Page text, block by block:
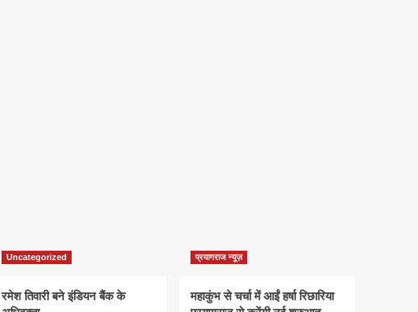
Uncategorized
रमेश तिवारी बने इंडियन बैंक के
प्रयागराज न्यूज़
महाकुंभ से चर्चा में आईं हर्षा रिछारिया